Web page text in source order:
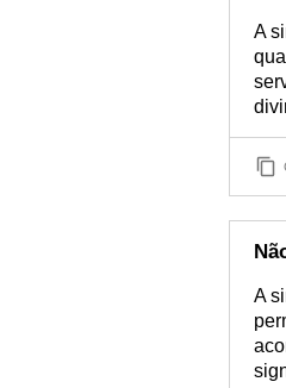
A
A